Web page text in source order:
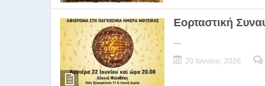
9ο
9Ο Σεμινάριο
Εορταστική
20 Ιουνίου, 2026